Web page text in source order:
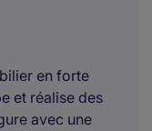
en forte
et réalise des
avec une